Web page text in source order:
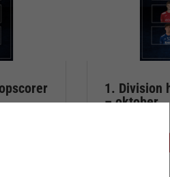
1. Division
– oktober